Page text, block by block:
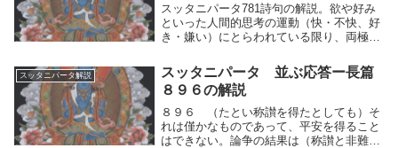
スッタニパータ781詩句の解説。欲や好み
といった人間的思考の運動（快・不快、好
き・嫌い）にとらわれている限り、両極端
とはできない。「自らの欲や好みのあり方
が完璧である」という思い込み（偏見）を
語るのではなく、欲を手放し、好みにとら
われず思考の運動を止めた「中道」を維持
することこそが、真理への気づきにつなが
るという真理の追究。
スッタニパータ解説
スッタニパータ 並ぶ応答ー長篇
８９６の解説
８９６ （たとい称讃を得たとしても）そ
れは僅かなものであって、平安を得ること
はできない。論争の結果は（称讃と非難と